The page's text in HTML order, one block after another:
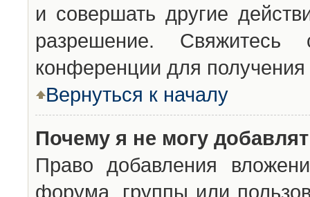
и совершать другие
разрешение. Свяжитесь
конференции для получения
Вернуться к началу
Почему я не могу
Право добавления
форума, группы или